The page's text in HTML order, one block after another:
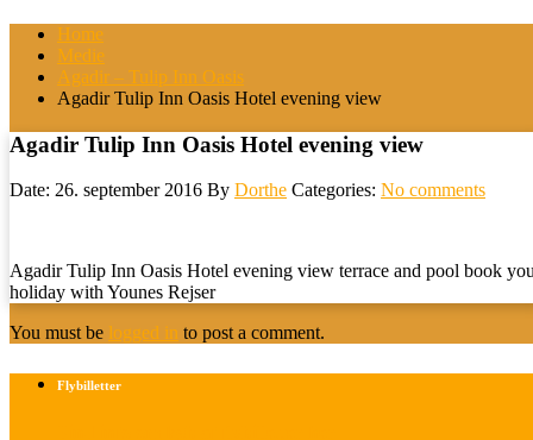
Home
Medie
Agadir – Tulip Inn Oasis
Agadir Tulip Inn Oasis Hotel evening view
Agadir Tulip Inn Oasis Hotel evening view
Date: 26. september 2016 By Dorthe Categories: No comments
Agadir Tulip Inn Oasis Hotel evening view terrace and pool book
holiday with Younes Rejser
You must be logged in to post a comment.
Flybilletter